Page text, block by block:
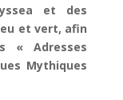
et des
et vert, afin
« Adresses
Mythiques